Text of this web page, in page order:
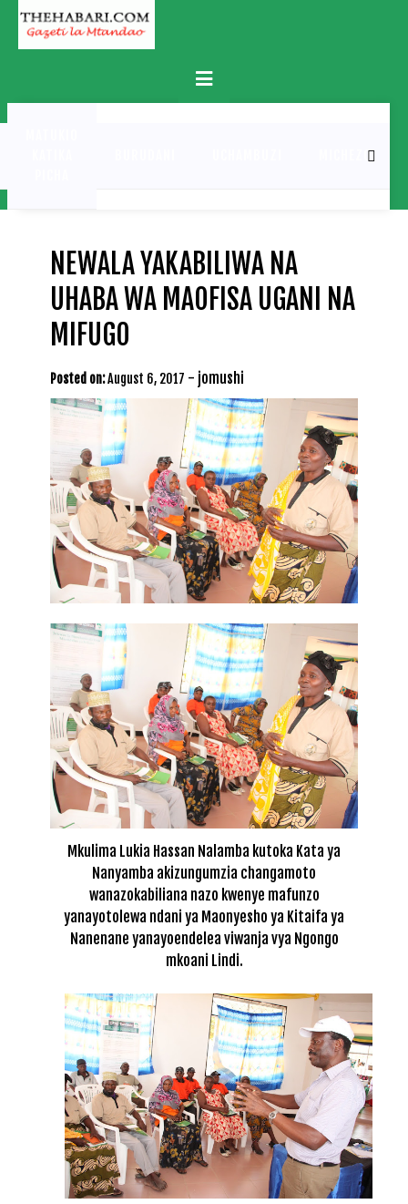
Skip
content
Primary
Menu
MICHEZO
NEWALA YAKABILIWA NA
UHABA WA MAOFISA UGANI NA
MIFUGO
Posted on:August 6, 2017 - jomushi
Mkulima Lukia Hassan Nalamba kutoka Kata ya
Nanyamba akizungumzia changamoto
wanazokabiliana nazo kwenye mafunzo
yanayotolewa ndani ya Maonyesho ya Kitaifa ya
Nanenane yanayoendelea viwanja vya Ngongo
mkoani Lindi.